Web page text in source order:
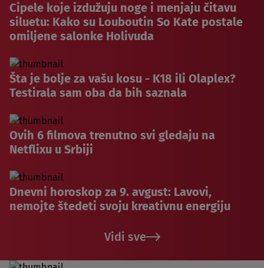
Cipele koje izdužuju noge i menjaju čitavu
siluetu: Kako su Louboutin So Kate postale
omiljene salonke Holivuda
Šta je bolje za vašu kosu - K18 ili Olaplex?
Testirala sam oba da bih saznala
Ovih 6 filmova trenutno svi gledaju na
Netflixu u Srbiji
Dnevni horoskop za 9. avgust: Lavovi,
nemojte štedeti svoju kreativnu energiju
Vidi sve